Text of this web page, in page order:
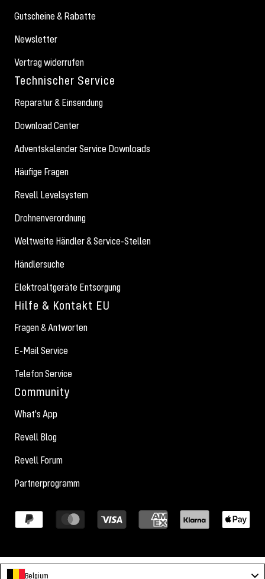
Gutscheine & Rabatte
Newsletter
Vertrag widerrufen
Technischer Service
Reparatur & Einsendung
Download Center
Adventskalender Service Downloads
Häufige Fragen
Revell Levelsystem
Drohnenverordnung
Weltweite Händler & Service-Stellen
Händlersuche
Elektroaltgeräte Entsorgung
Hilfe & Kontakt EU
Fragen & Antworten
E-Mail Service
Telefon Service
Community
What's App
Revell Blog
Revell Forum
Partnerprogramm
Belgium